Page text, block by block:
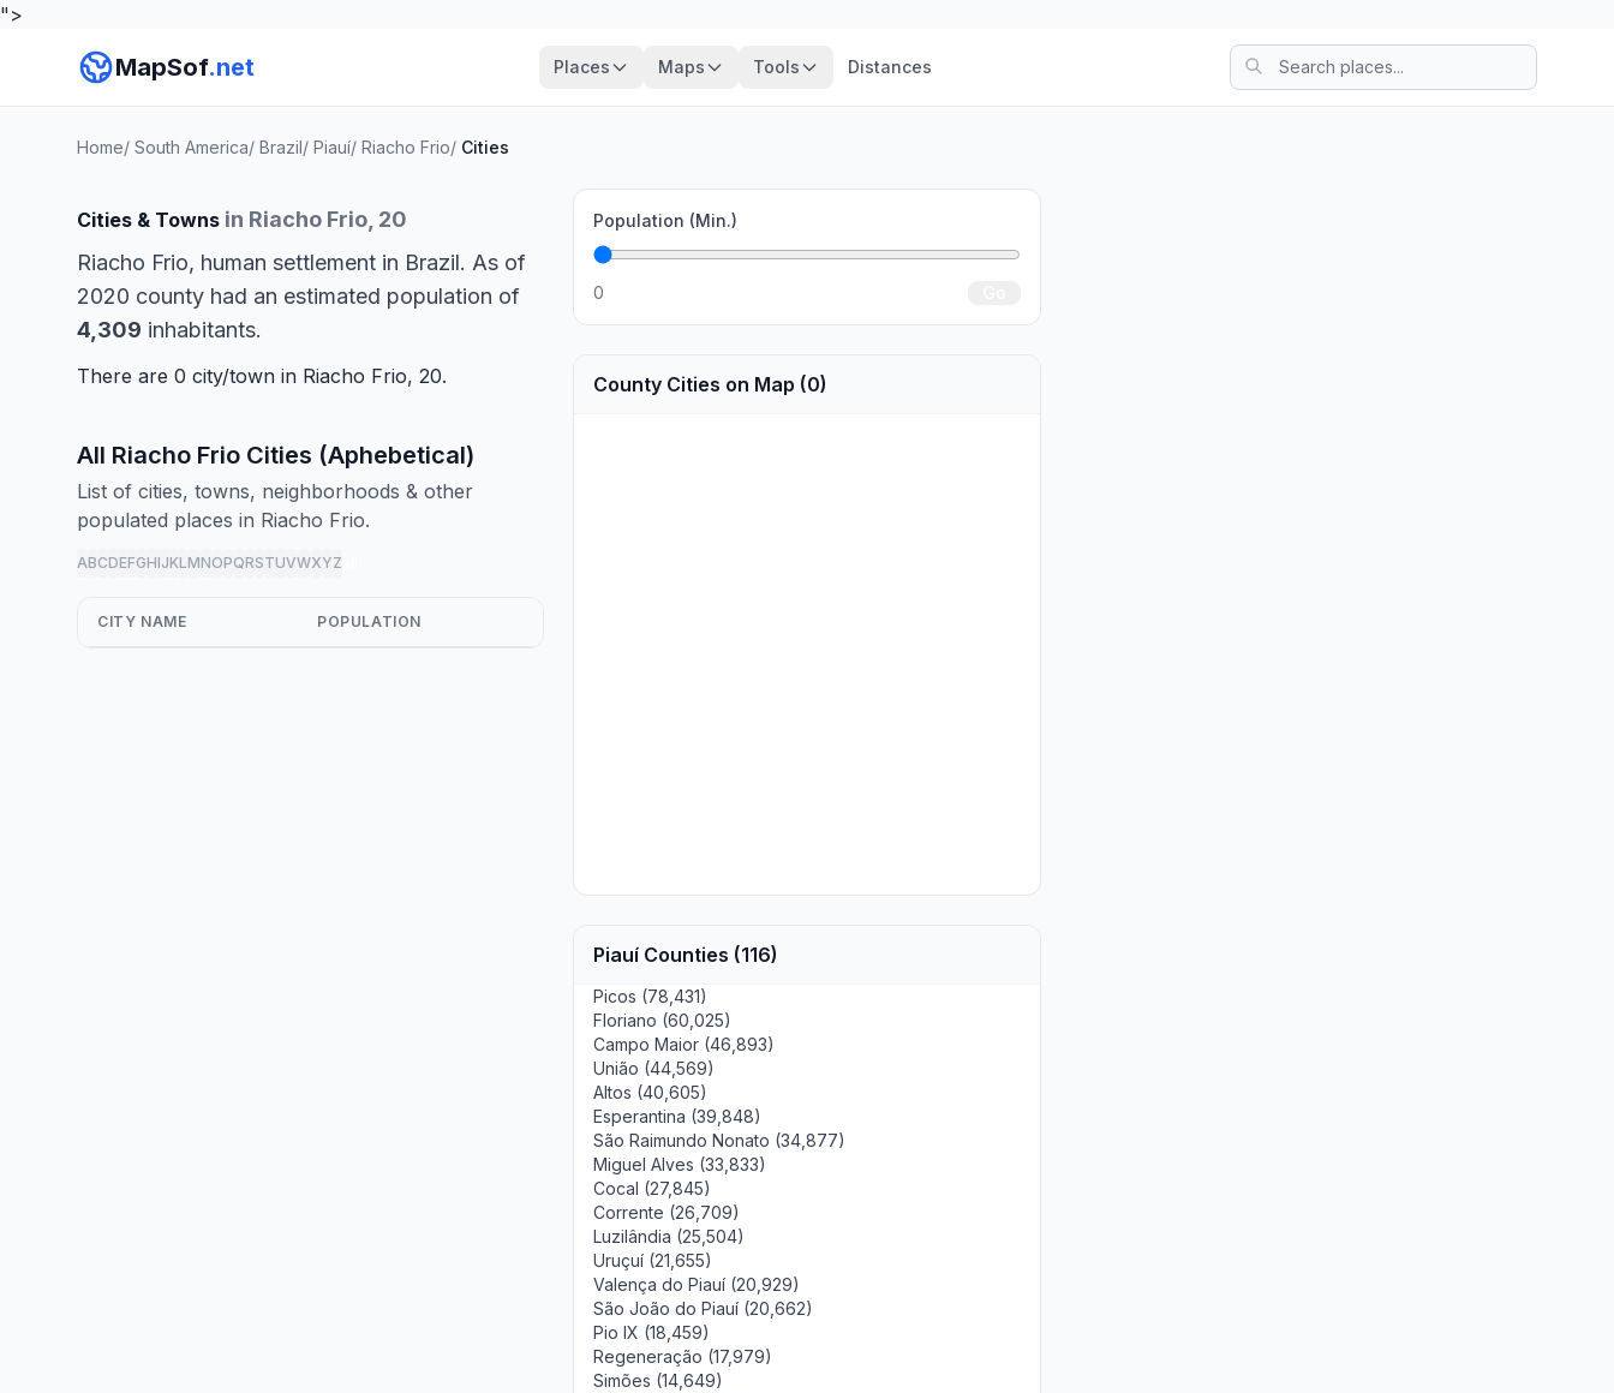
">
MapSof.net Places Maps Tools Distances
Home/ South America/ Brazil/ Piauí/ Riacho Frio/ Cities
Cities & Towns in Riacho Frio, 20
Riacho Frio, human settlement in Brazil. As of
2020 county had an estimated population of
4,309 inhabitants.
There are 0 city/town in Riacho Frio, 20.
All Riacho Frio Cities (Aphebetical)
List of cities, towns, neighborhoods & other
populated places in Riacho Frio.
ABCDEFGHIJKLMNOPQRSTUVWXYZ
CITY NAME POPULATION
Population (Min.)
0
County Cities on Map (0)
Piauí Counties (116)
Picos (78,431)
Floriano (60,025)
Campo Maior (46,893)
União (44,569)
Altos (40,605)
Esperantina (39,848)
São Raimundo Nonato (34,877)
Miguel Alves (33,833)
Cocal (27,845)
Corrente (26,709)
Luzilândia (25,504)
Uruçuí (21,655)
Valença do Piauí (20,929)
São João do Piauí (20,662)
Pio IX (18,459)
Regeneração (17,979)
Simões (14,649)